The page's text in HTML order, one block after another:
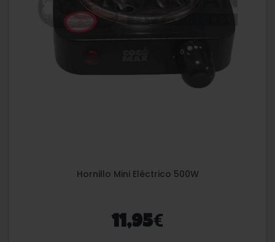
Hornillo Mini Eléctrico 500W
11,95€